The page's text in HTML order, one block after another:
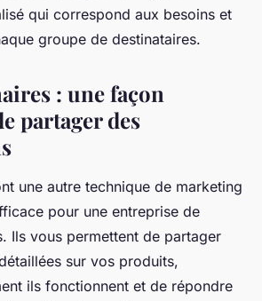
qui correspond aux besoins et
groupe de destinataires.
: une façon
partager des
une autre technique de marketing
pour une entreprise de
Ils vous permettent de partager
sur vos produits,
ils fonctionnent et de répondre